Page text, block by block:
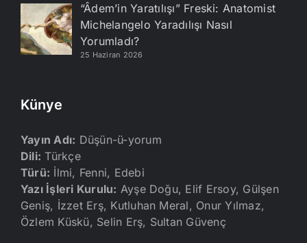
“Âdem’in Yaratılışı” Freski: Anatomist
Michelangelo Yaradılışı Nasıl
Yorumladı?
25 Haziran 2026
Künye
Yayın Adı: Düşün-ü-yorum
Dili: Türkçe
Türü: İlmi, Fenni, Edebi
Yazı İşleri Kurulu: Ayşe Doğu, Elif Ersoy, Gülşen
Geniş, İzzet Erş, Kutluhan Meral, Onur Yılmaz,
Özlem Küskü, Selin Erş, Sultan Güvenç